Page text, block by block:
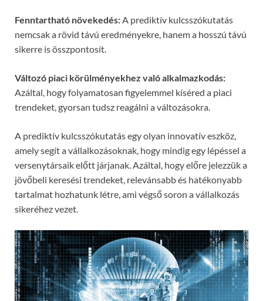
Fenntartható növekedés:A prediktív kulcsszókutatás
nemcsak a rövid távú eredményekre, hanem a hosszú távú
sikerre is összpontosít.
Változó piaci körülményekhez való alkalmazkodás:
Azáltal, hogy folyamatosan figyelemmel kíséred a piaci
trendeket, gyorsan tudsz reagálni a változásokra.
A prediktív kulcsszókutatás egy olyan innovatív eszköz,
amely segít a vállalkozásoknak, hogy mindig egy lépéssel a
versenytársaik előtt járjanak. Azáltal, hogy előre jelezzük a
jövőbeli keresési trendeket, relevánsabb és hatékonyabb
tartalmat hozhatunk létre, ami végső soron a vállalkozás
sikeréhez vezet.